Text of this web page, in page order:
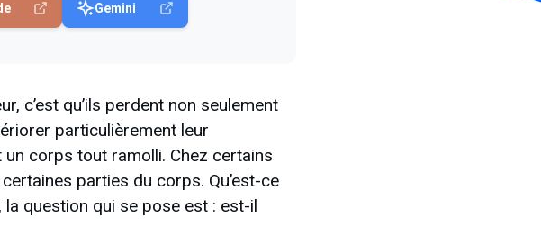
Gemini
c’est qu’ils perdent non seulement
particulièrement leur
corps tout ramolli. Chez certains
parties du corps. Qu’est-ce
question qui se pose est : est-il